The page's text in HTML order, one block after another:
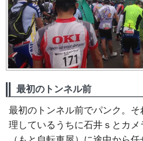
最初のトンネル前
最初のトンネル前でパンク。
理しているうちに石井ｓとカ